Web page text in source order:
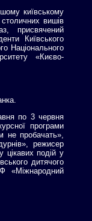
київському
вишів
присвячений
Київського
Національного
«Києво-
по 3 червня
програми
не пробачать»,
режисер
цікавих подій у
дитячого
«Міжнародний